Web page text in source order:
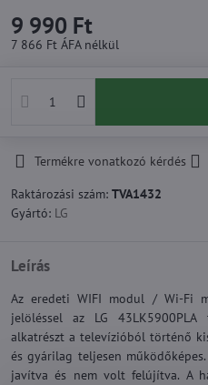
9 990 Ft
7 866 Ft ÁFA nélkül
Termékre vonatkozó kérdés
Raktározási szám: TVA1432
Gyártó: LG
Leírás
Az eredeti WIFI modul / Wi-Fi
jelöléssel az LG
alkatrészt a televízióból történő
és gyárilag teljesen
javítva és nem volt felújítva. A